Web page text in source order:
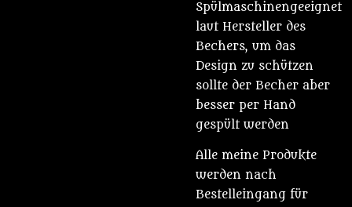
Spülmaschinengeeignet
laut Hersteller des
Bechers, um das
Design zu schützen
sollte der Becher aber
besser per Hand
gespült werden
Alle meine Produkte
werden nach
Bestelleingang für